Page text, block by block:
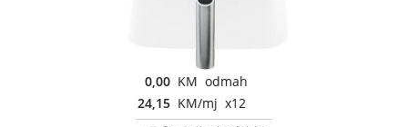
0,00 KM odmah
24,15 KM/mj x12